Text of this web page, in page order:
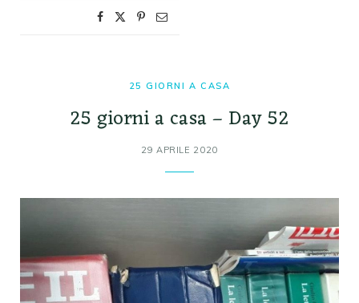
25 GIORNI A CASA
25 giorni a casa – Day 52
29 APRILE 2020